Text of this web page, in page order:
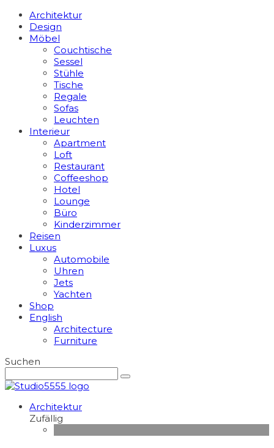
Architektur
Design
Möbel
Couchtische
Sessel
Stühle
Tische
Regale
Sofas
Leuchten
Interieur
Apart­ment
Loft
Restaurant
Coffeeshop
Hotel
Lounge
Büro
Kinderzimmer
Reisen
Luxus
Automobile
Uhren
Jets
Yachten
Shop
English
Architecture
Furniture
Suchen
Architektur
Zufällig